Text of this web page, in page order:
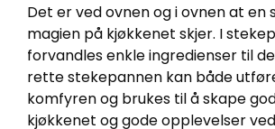
Det er ved ovnen og i ovnen at en
magien på kjøkkenet skjer. I
forvandles enkle ingredienser til
rette stekepannen kan både
komfyren og brukes til å skape
kjøkkenet og gode opplevelser ved